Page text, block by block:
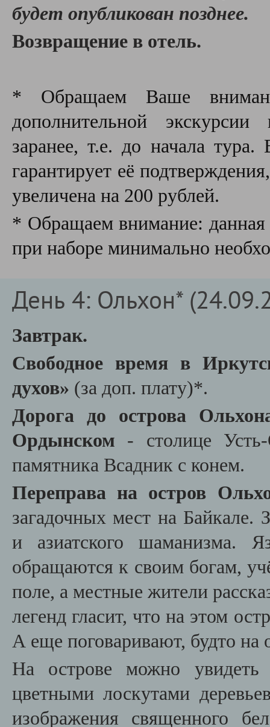
будет опубликован позднее.
Возвращение в отель.
* Обращаем Ваше
дополнительной
заранее, т.е. до начала
гарантирует её
увеличена на 200 рублей.
* Обращаем внимание: данная
при наборе минимально
День 4: Ольхон*
Завтрак.
Свободное время в
духов» (за доп. плату)*.
Дорога до острова
Ордынском - столице
памятника Всадник с конем.
Переправа на остров
загадочных мест на Байкале.
и азиатского шаманизма.
обращаются к своим богам,
поле, а местные жители
легенд гласит, что на этом
А еще поговаривают, будто на
На острове можно увидеть
цветными лоскутами
изображения священного